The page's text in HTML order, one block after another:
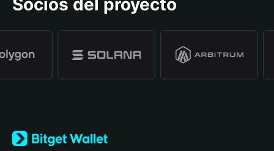
Socios del proyecto